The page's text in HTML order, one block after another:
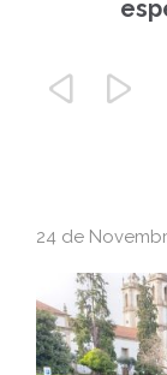
 
24 de